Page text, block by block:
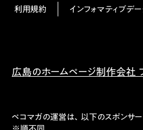
利用規約 インフォマティブデ
広島のホームページ制作会社
ペコマガの運営は、以下のスポンサー